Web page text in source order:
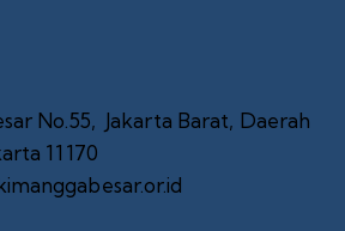
No.55, Jakarta Barat, Daerah
11170